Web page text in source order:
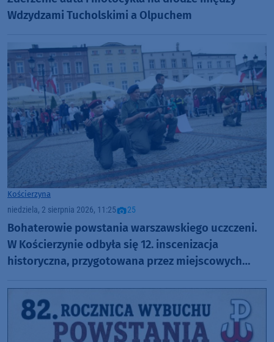
Wdzydzami Tucholskimi a Olpuchem
Kościerzyna
niedziela, 2 sierpnia 2026, 11:25 25
Bohaterowie powstania warszawskiego uczczeni.
W Kościerzynie odbyła się 12. inscenizacja
historyczna, przygotowana przez miejscowych